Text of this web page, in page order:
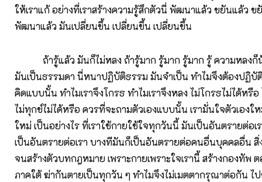
ให้เราแก้ อย่างที่เราสร้างความรู้สึกตัวนี่ พัฒนาแล้ว ขยันแล้ว
พัฒนาแล้ว มันเปลี่ยนขึ้น เปลี่ยนขึ้น เปลี่ยนขึ้น
ถ้ารู้แล้ว มันก็ไม่หลง ถ้ารู้มาก รู้มาก รู้มาก รู้ ความหลงก็
มันเป็นธรรมดา นี่หนาปฏิบัติธรรม มันจำเป็น ทำไมจึงต้องปฏิบัติ
คิดแบบนั้น ทำไมเราจึงโกรธ ทำไมเราจึงหลง ไม่โกรธไม่ได้หรื
ไม่ทุกข์ไม่ได้หรือ ควรที่จะถามตัวเองแบบนั้น เรามั่นใจตัวเองให
ใหม่ เป็นอย่างไร ที่เราใช้กายใช้ใจทุกวันนี้ มันเป็นอันตรายต่อ
เป็นอันตรายต่อเรา บางทีมันก็เป็นอันตรายต่อคนอื่นบุคคลอื่น
จนสร้างตัวบทกฎหมาย เพราะกายเพราะใจเรานี้ สร้างกองทัพ
ภาคใต้ ฆ่ากันตายเป็นทุกวัน ๆ ทำไมจึงไม่เมตตากรุณาต่อกัน ไ